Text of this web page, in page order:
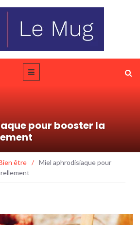
pour booster la
être / Miel aphrodisiaque pour